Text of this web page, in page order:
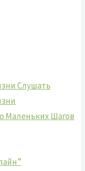
Слушать
Маленьких Шагов